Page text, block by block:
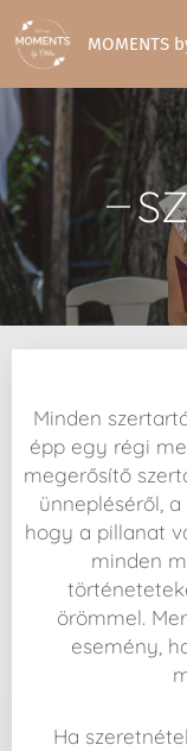
MOMENTS
Minden
épp egy régi
megerősítő
ünnepléséről, a
hogy a pillanat
minden
örömmel.
esemény,
Ha